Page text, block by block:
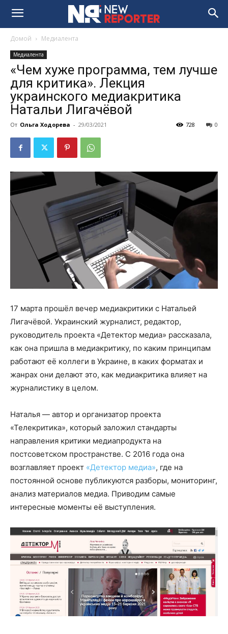
Домой Медиалента
Медиалента
«Чем хуже программа, тем лучше
для критика». Лекция
украинского медиакритика
Натальи Лигачёвой
От Ольга Ходорева - 29/03/2021 0
728
17 марта прошёл вечер медиакритики с Натальей
Лигачёвой. Украинский журналист, редактор,
руководитель проекта «Детектор медиа» рассказала,
как она пришла в медиакритику, по каким принципам
работают её коллеги в Украине, в каких форматах и
жанрах они делают это, как медиакритика влияет на
журналистику в целом.
Наталья — автор и организатор проекта
«Телекритика», который заложил стандарты
направления критики медиапродукта на
постсоветском пространстве. С 2016 года она
возглавляет проект «Детектор медиа», где на
постоянной основе публикуются разборы, мониторинг,
анализ материалов медиа. Приводим самые
интересные моменты её выступления.